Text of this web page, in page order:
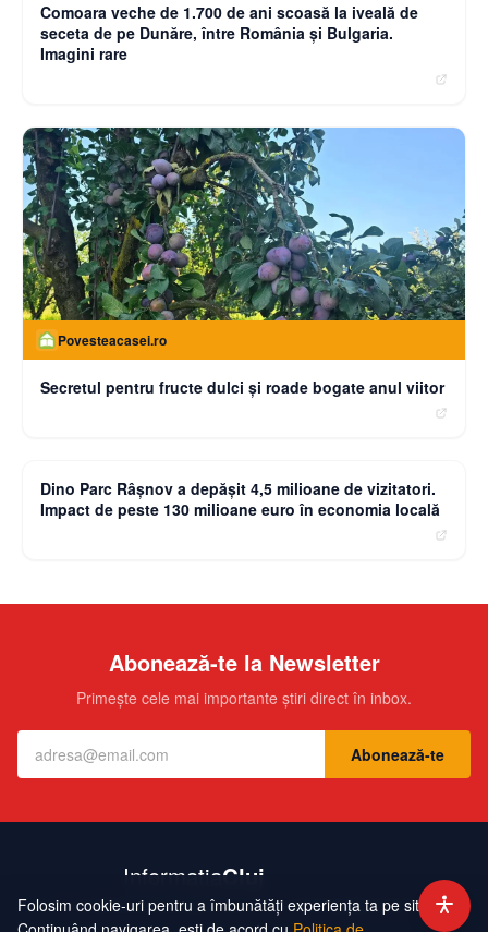
Comoara veche de 1.700 de ani scoasă la iveală de
seceta de pe Dunăre, între România şi Bulgaria.
Imagini rare
Povesteacasei.ro
Secretul pentru fructe dulci și roade bogate anul viitor
Dino Parc Râșnov a depășit 4,5 milioane de vizitatori.
Impact de peste 130 milioane euro în economia locală
Abonează-te la Newsletter
Primește cele mai importante știri direct în inbox.
Abonează-te
ContactEchipa Publicitate Politică de ConfidențialitateHartă Site
Folosim cookie-uri pentru a îmbunătăți experiența ta pe site.